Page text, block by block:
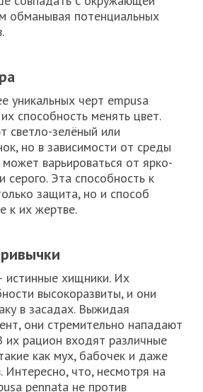
обманывая потенциальных
уникальных черт empusa
способность менять цвет.
светло-зелёный или
но в зависимости от среды
варьироваться от ярко-
серого. Эта способность к
защита, но и способ
к их жертве.
истинные хищники. Их
высокоразвиты, и они
в засадах. Выжидая
они стремительно нападают
рацион входят различные
как мух, бабочек и даже
Интересно, что, несмотря на
pennata не против